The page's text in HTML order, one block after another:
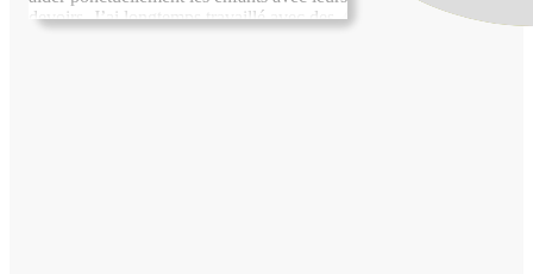
devoirs. J’ai longtemps travaillé avec des